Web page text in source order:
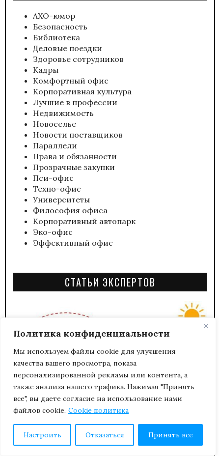
Политика конфиденциальности
Мы используем файлы cookie для улучшения
качества вашего просмотра, показа
персонализированной рекламы или контента, а
также анализа нашего трафика. Нажимая "Принять
все", вы даете согласие на использование нами
файлов cookie. Cookie политика
Настроить Отказаться Принять все
АХО-юмор
Безопасность
Библиотека
Деловые поездки
Здоровье сотрудников
Кадры
Комфортный офис
Корпоративная культура
Лучшие в профессии
Недвижимость
Новоселье
Новости поставщиков
Параллели
Права и обязанности
Прозрачные закупки
Пси-офис
Техно-офис
Университеты
Философия офиса
Корпоративный автопарк
Эко-офис
Эффективный офис
СТАТЬИ ЭКСПЕРТОВ